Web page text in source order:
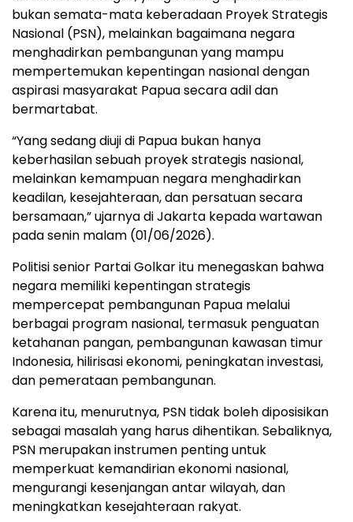
bukan semata-mata keberadaan Proyek Strategis
Nasional (PSN), melainkan bagaimana negara
menghadirkan pembangunan yang mampu
mempertemukan kepentingan nasional dengan
aspirasi masyarakat Papua secara adil dan
bermartabat.
“Yang sedang diuji di Papua bukan hanya
keberhasilan sebuah proyek strategis nasional,
melainkan kemampuan negara menghadirkan
keadilan, kesejahteraan, dan persatuan secara
bersamaan,” ujarnya di Jakarta kepada wartawan
pada senin malam (01/06/2026).
Politisi senior Partai Golkar itu menegaskan bahwa
negara memiliki kepentingan strategis
mempercepat pembangunan Papua melalui
berbagai program nasional, termasuk penguatan
ketahanan pangan, pembangunan kawasan timur
Indonesia, hilirisasi ekonomi, peningkatan investasi,
dan pemerataan pembangunan.
Karena itu, menurutnya, PSN tidak boleh diposisikan
sebagai masalah yang harus dihentikan. Sebaliknya,
PSN merupakan instrumen penting untuk
memperkuat kemandirian ekonomi nasional,
mengurangi kesenjangan antar wilayah, dan
meningkatkan kesejahteraan rakyat.